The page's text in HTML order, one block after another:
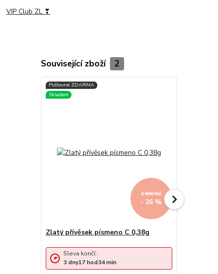
VIP Club ZL ❣
Související zboží 2
2 580 Kč
- 26 %
Zlatý přívěsek písmeno C 0,38g
Sleva končí:
3 dny17 hod34min